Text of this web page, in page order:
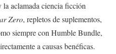
la aclamada ciencia ficción
Zero, repletos de suplementos,
siempre con Humble Bundle,
a causas benéficas.